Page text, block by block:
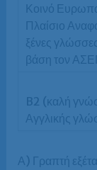
Α) Γραπτή